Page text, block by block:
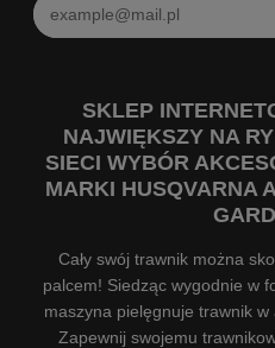
SKLEP
NAJWIĘKSZY NA
SIECI WYBÓR
MARKI HUSQVARNA
Cały swój trawnik można
palcem! Siedząc wygodnie w
maszyna pielęgnuje trawnik w
Zapewnij swojemu